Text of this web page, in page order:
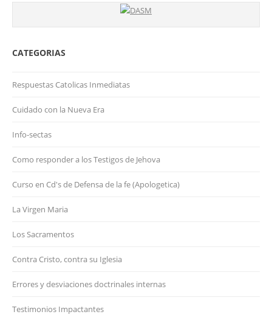
CATEGORIAS
Respuestas Catolicas Inmediatas
Cuidado con la Nueva Era
Info-sectas
Como responder a los Testigos de Jehova
Curso en Cd's de Defensa de la fe (Apologetica)
La Virgen Maria
Los Sacramentos
Contra Cristo, contra su Iglesia
Errores y desviaciones doctrinales internas
Testimonios Impactantes